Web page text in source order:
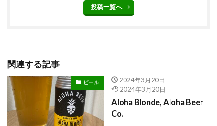
投稿一覧へ
関連する記事
ビール
2024年3月20日
2024年3月20日
Aloha Blonde, Aloha Beer
Co.